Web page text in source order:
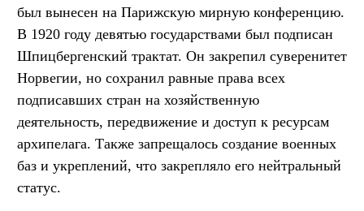
был вынесен на Парижскую мирную конференцию.
В 1920 году девятью государствами был подписан
Шпицбергенский трактат. Он закрепил суверенитет
Норвегии, но сохранил равные права всех
подписавших стран на хозяйственную
деятельность, передвижение и доступ к ресурсам
архипелага. Также запрещалось создание военных
баз и укреплений, что закрепляло его нейтральный
статус.